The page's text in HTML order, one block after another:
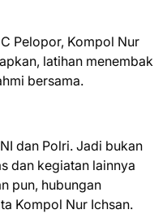
Pelopor, Kompol Nur
latihan menembak
bersama.
dan Polri. Jadi bukan
dan kegiatan lainnya
pun, hubungan
Kompol Nur Ichsan.